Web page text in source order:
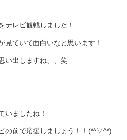
テレビ観戦しました！
ていて面白いなと思います！
い出しますね、、笑
いましたね！
の前で応援しましょう！！(*^▽^*)